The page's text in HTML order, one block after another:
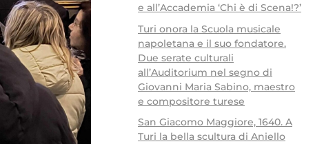
e all’Accademia ‘Chi è di Scena!?’
Turi onora la Scuola musicale
napoletana e il suo fondatore.
Due serate culturali
all’Auditorium nel segno di
Giovanni Maria Sabino, maestro
e compositore turese
San Giacomo Maggiore, 1640. A
Turi la bella scultura di Aniello